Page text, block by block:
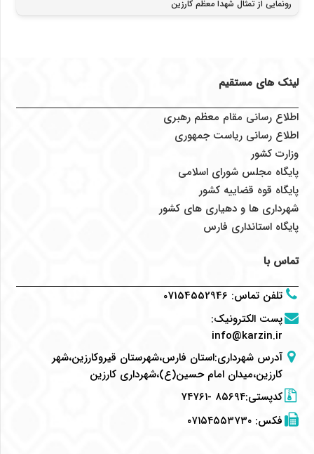
رونمایی از تمثال شهدا معظم کارزین
لینک های مستقیم
اطلاع رسانی مقام معظم رهبری
اطلاع رسانی ریاست جمهوری
وزارت کشور
پایگاه مجلس شورای اسلامی
پایگاه قوه قضاییه کشور
شهرداری ها و دهیاری های کشور
پایگاه استانداری فارس
تماس با
تلفن تماس:
07154552946
پست الکترونیک:
info@karzin.ir
آدرس شهرداری:استان فارس،شهرستان قیروکارزین،شهر
کارزین،میدان امام حسین(ع)،شهرداری کارزین
کدپستی:۸۵۶۹۴ -۷۴۷۶۱
فکس:۰۷۱۵۴۵۵۳۷۳۰